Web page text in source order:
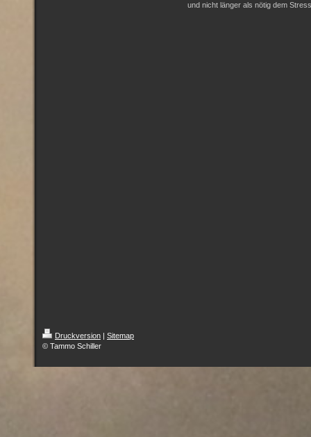
und nicht länger als nötig dem
Druckversion | Sitemap
© Tammo Schiller